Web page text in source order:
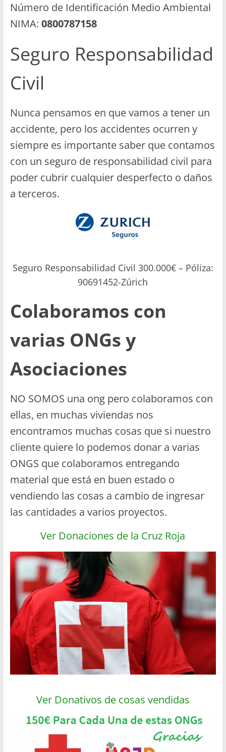
Número de Identificación Medio Ambiental
NIMA: 0800787158
Seguro Responsabilidad
Civil
Nunca pensamos en que vamos a tener un
accidente, pero los accidentes ocurren y
siempre es importante saber que contamos
con un seguro de responsabilidad civil para
poder cubrir cualquier desperfecto o daños
a terceros.
Seguro Responsabilidad Civil 300.000€ – Póliza:
90691452-Zúrich
Colaboramos con
varias ONGs y
Asociaciones
NO SOMOS una ong pero colaboramos con
ellas, en muchas viviendas nos
encontramos muchas cosas que si nuestro
cliente quiere lo podemos donar a varias
ONGS que colaboramos entregando
material que está en buen estado o
vendiendo las cosas a cambio de ingresar
las cantidades a varios proyectos.
Ver Donaciones de la Cruz Roja
Ver Donativos de cosas vendidas